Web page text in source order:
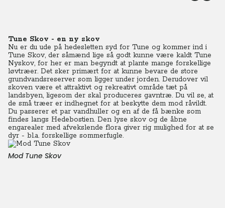
Tune Skov - en ny skov
Nu er du ude på hedesletten syd for Tune og kommer ind i
Tune Skov, der såmænd lige så godt kunne være kaldt Tune
Nyskov, for her er man begyndt at plante mange forskellige
løvtræer. Det sker primært for at kunne bevare de store
grundvandsreserver som ligger under jorden. Derudover vil
skoven være et attraktivt og rekreativt område tæt på
landsbyen, ligesom der skal produceres gavntræ. Du vil se, at
de små træer er indhegnet for at beskytte dem mod råvildt.
Du passerer et par vandhuller og en af de få bænke som
findes langs Hedebostien. Den lyse skov og de åbne
engarealer med afvekslende flora giver rig mulighed for at se
dyr - bl.a. forskellige sommerfugle.
Mod Tune Skov